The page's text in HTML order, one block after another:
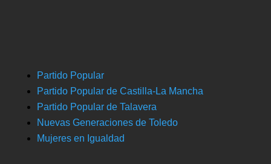
Partido Popular
Partido Popular de Castilla-La Mancha
Partido Popular de Talavera
Nuevas Generaciones de Toledo
Mujeres en Igualdad